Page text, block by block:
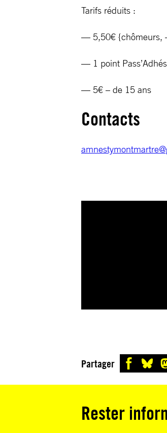
Tarifs réduits :
— 5,50€ {chômeurs,
— 1 point
— 5€ – de 15 ans
Contacts
Partager
Rester